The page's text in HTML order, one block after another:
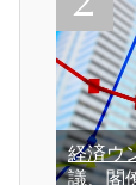
経済ウ
議、閣